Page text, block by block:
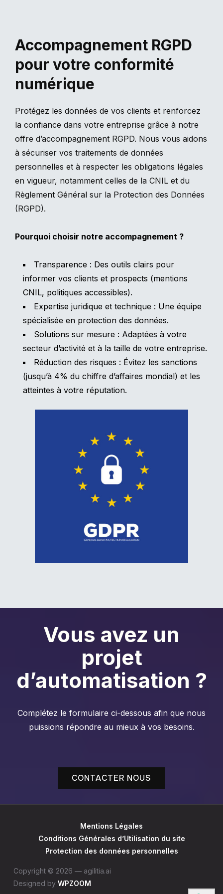
Accompagnement RGPD
pour votre conformité
numérique
Protégez les données de vos clients et renforcez
la confiance dans votre entreprise grâce à notre
offre d’accompagnement RGPD. Nous vous aidons
à sécuriser vos traitements de données
personnelles et à respecter les obligations légales
en vigueur, notamment celles de la CNIL et du
Règlement Général sur la Protection des Données
(RGPD).
Pourquoi choisir notre accompagnement ?
Transparence : Des outils clairs pour
informer vos clients et prospects (mentions
CNIL, politiques accessibles).
Expertise juridique et technique : Une équipe
spécialisée en protection des données.
Solutions sur mesure : Adaptées à votre
secteur d’activité et à la taille de votre entreprise.
Réduction des risques : Évitez les sanctions
(jusqu’à 4% du chiffre d’affaires mondial) et les
atteintes à votre réputation.
Vous avez un
projet
d’automatisation ?
Complétez le formulaire ci-dessous afin que nous
puissions répondre au mieux à vos besoins.
CONTACTER NOUS
Mentions Légales
Conditions Générales d’Utilisation du site
Protection des données personnelles
Copyright © 2026 — agilitia.ai
Designed by WPZOOM